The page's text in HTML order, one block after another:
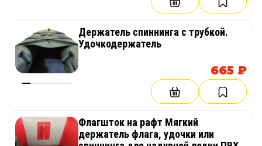
Держатель спиннинга с трубкой.
Удочкодержатель
665 ₽
Флагшток на рафт Мягкий
держатель флага, удочки или